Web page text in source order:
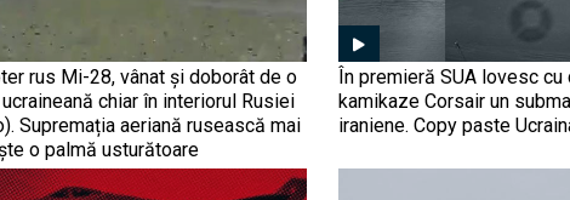
rus Mi-28, vânat și doborât de o
chiar în interiorul Rusiei
Supremația aeriană rusească mai
o palmă usturătoare
În premieră SUA lovesc cu
kamikaze Corsair un
iraniene. Copy paste